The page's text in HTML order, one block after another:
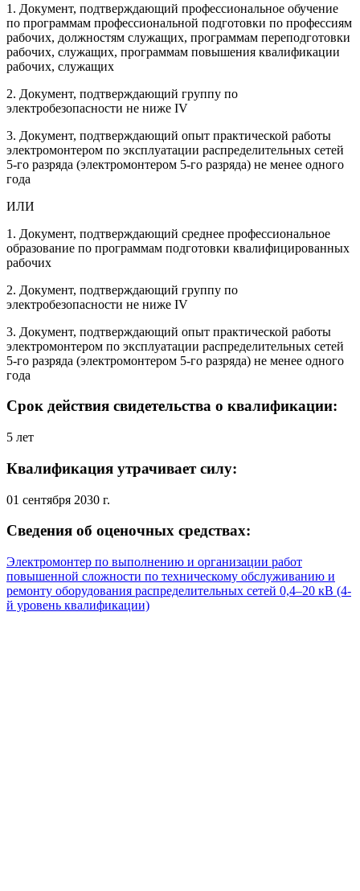
1. Документ, подтверждающий профессиональное обучение
по программам профессиональной подготовки по профессиям
рабочих, должностям служащих, программам переподготовки
рабочих, служащих, программам повышения квалификации
рабочих, служащих
2. Документ, подтверждающий группу по
электробезопасности не ниже IV
3. Документ, подтверждающий опыт практической работы
электромонтером по эксплуатации распределительных сетей
5-го разряда (электромонтером 5-го разряда) не менее одного
года
ИЛИ
1. Документ, подтверждающий среднее профессиональное
образование по программам подготовки квалифицированных
рабочих
2. Документ, подтверждающий группу по
электробезопасности не ниже IV
3. Документ, подтверждающий опыт практической работы
электромонтером по эксплуатации распределительных сетей
5-го разряда (электромонтером 5-го разряда) не менее одного
года
Срок действия свидетельства о квалификации:
5 лет
Квалификация утрачивает силу:
01 сентября 2030 г.
Сведения об оценочных средствах:
Электромонтер по выполнению и организации работ
повышенной сложности по техническому обслуживанию и
ремонту оборудования распределительных сетей 0,4–20 кВ (4-
й уровень квалификации)